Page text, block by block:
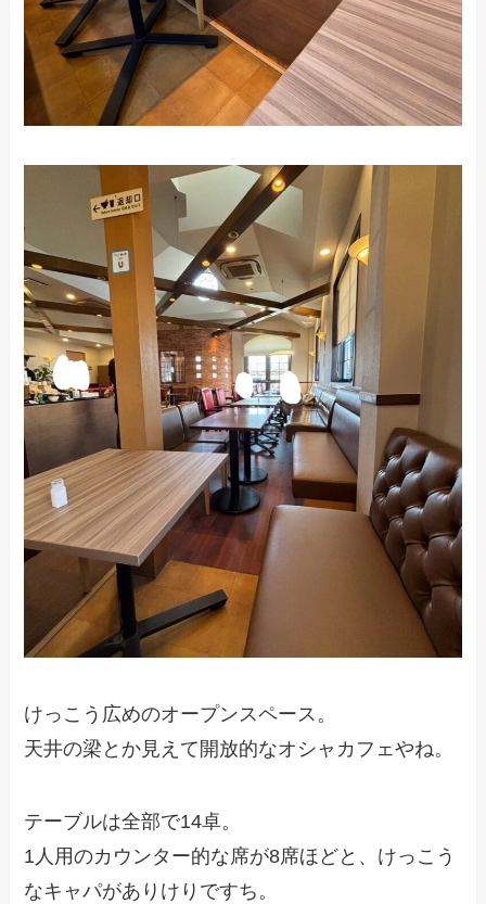
けっこう広めのオープンスペース。
天井の梁とか見えて開放的なオシャカフェやね。
テーブルは全部で14卓。
1人用のカウンター的な席が8席ほどと、けっこう
なキャパがありけりですち。